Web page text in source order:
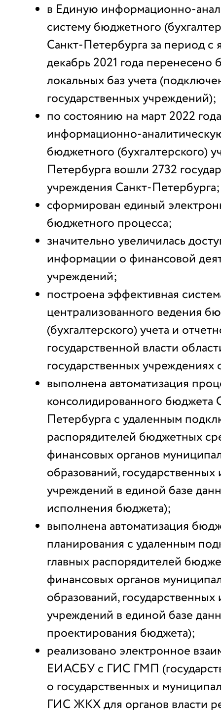
в Единую информационно-
систему бюджетного
Санкт-Петербурга за период с
декабрь 2021 года перенесено
локальных баз учета
государственных учреждений);
по состоянию на март 2022
информационно-
бюджетного (бухгалтерского)
Петербурга вошли 2732
учреждения Санкт-Петербурга;
сформирован единый
бюджетного процесса;
значительно увеличилась
информации о финансовой
учреждений;
построена эффективная
централизованного ведения
(бухгалтерского) учета и
государственной власти
государственных учреждениях
выполнена автоматизация
консолидированного бюджета
Петербурга с удаленным
распорядителей бюджетных
финансовых органов
образований,
учреждений в единой базе
исполнения бюджета);
выполнена автоматизация
планирования с удаленным
главных распорядителей
финансовых органов
образований,
учреждений в единой базе
проектирования бюджета);
реализовано электронное
ЕИАСБУ с ГИС ГМП
о государственных и
ГИС ЖКХ для органов власти